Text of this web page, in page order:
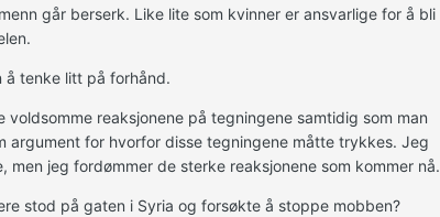
går berserk. Like lite som kvinner er ansvarlige for å bli
tenke litt på forhånd.
reaksjonene på tegningene samtidig som man
argument for hvorfor disse tegningene måtte trykkes. Jeg
jeg fordømmer de sterke reaksjonene som kommer nå.
stod på gaten i Syria og forsøkte å stoppe mobben?